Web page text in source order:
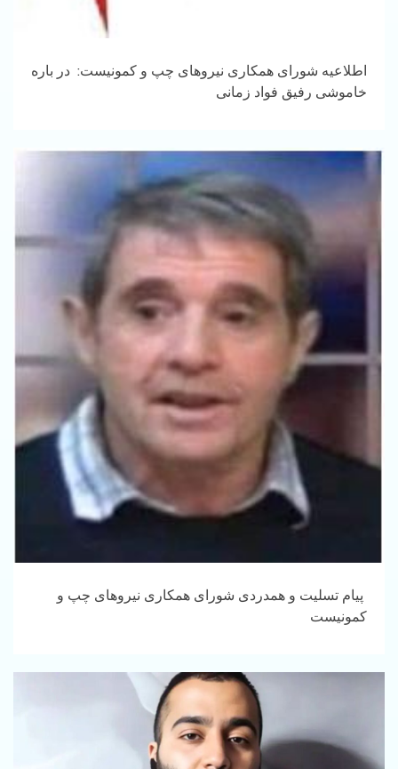
اطلاعیه شورای همکاری نیروهای چپ و کمونیست: در باره
خاموشی رفیق فواد زمانی
پیام تسلیت و همدردی شورای همکاری نیروهای چپ و
کمونیست